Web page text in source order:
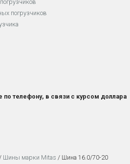
погрузчиков
по телефону, в связи с курсом доллара
/ Шины марки Mitas / Шина 16.0/70-20